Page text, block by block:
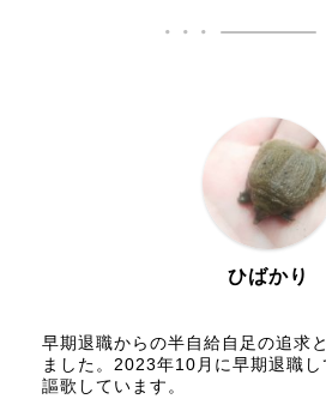
ひばかり
早期退職からの半自給自足の追求
ました。2023年10月に早期退職
謳歌しています。